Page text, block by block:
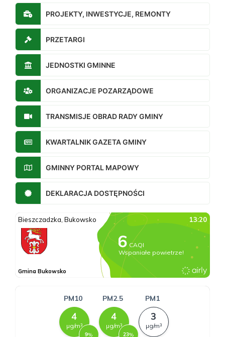
PROJEKTY, INWESTYCJE, REMONTY
PRZETARGI
JEDNOSTKI GMINNE
ORGANIZACJE POZARZĄDOWE
TRANSMISJE OBRAD RADY GMINY
KWARTALNIK GAZETA GMINY
GMINNY PORTAL MAPOWY
DEKLARACJA DOSTĘPNOŚCI